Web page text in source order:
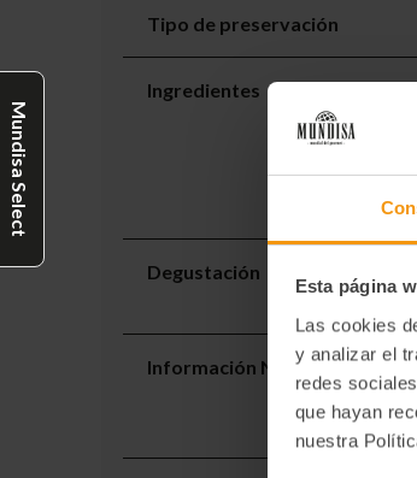
Esta página
Las cookies
y analizar el
redes
que hayan
nuestra
Tipo de preservación
Ingredientes
Degustación
Información Nutricional
Mundisa Select